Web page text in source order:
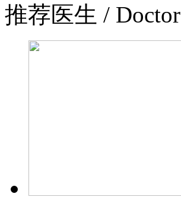
推荐医生 / Doctor